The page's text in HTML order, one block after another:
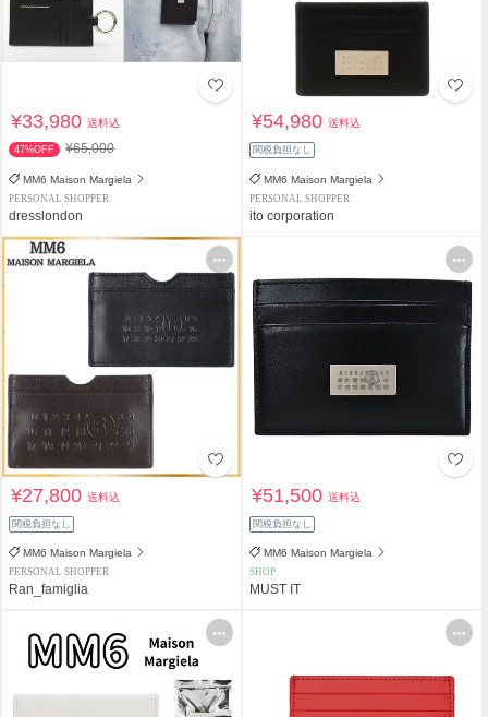
¥33,980送料込
47%OFF ¥65,000
MM6 Maison Margiela
PERSONAL SHOPPER
dresslondon
¥54,980送料込
関税負担なし
MM6 Maison Margiela
PERSONAL SHOPPER
ito corporation
¥27,800送料込
関税負担なし
MM6 Maison Margiela
PERSONAL SHOPPER
Ran_famiglia
¥51,500送料込
関税負担なし
MM6 Maison Margiela
SHOP
MUST IT